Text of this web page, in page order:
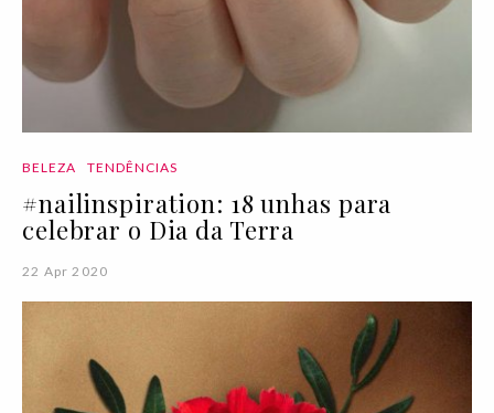
BELEZA TENDÊNCIAS
#nailinspiration: 18 unhas para
celebrar o Dia da Terra
22 Apr 2020